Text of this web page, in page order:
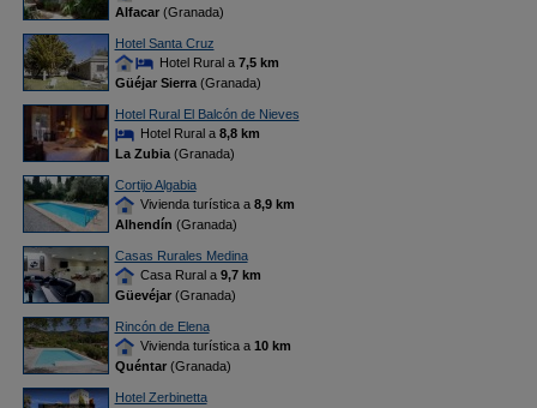
Alfacar(Granada)
Hotel Santa Cruz
Hotel Rural a 7,5 km
Güéjar Sierra(Granada)
Hotel Rural El Balcón de Nieves
Hotel Rural a 8,8 km
La Zubia(Granada)
Cortijo Algabia
Vivienda turística a 8,9 km
Alhendín (Granada)
Casas Rurales Medina
Casa Rural a 9,7 km
Güevéjar(Granada)
Rincón de Elena
Vivienda turística a 10 km
Quéntar(Granada)
Hotel Zerbinetta